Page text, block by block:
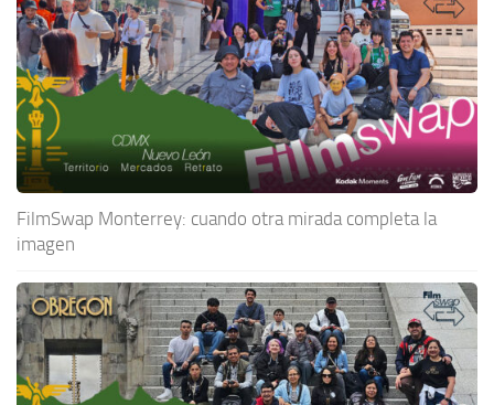
FilmSwap Monterrey: cuando otra mirada completa la
imagen